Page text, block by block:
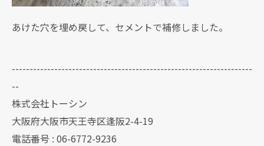
あけた穴を埋め戻して、セメントで補修しました。
--------------------------------------------------------------------
--
株式会社トーシン
大阪府大阪市天王寺区逢阪2-4-19
電話番号 : 06-6772-9236